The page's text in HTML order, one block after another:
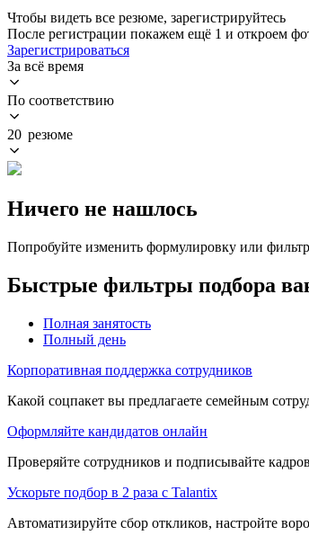
Чтобы видеть все резюме, зарегистрируйтесь
После регистрации покажем ещё 1 и откроем
Зарегистрироваться
За всё время
По соответствию
20 резюме
Ничего не нашлось
Попробуйте изменить формулировку или
Быстрые фильтры подбора
Полная занятость
Полный день
Корпоративная поддержка сотрудников
Какой соцпакет вы предлагаете семейным
Оформляйте кандидатов онлайн
Проверяйте сотрудников и подписывайте
Ускорьте подбор в 2 раза с Talantix
Автоматизируйте сбор откликов, настройте